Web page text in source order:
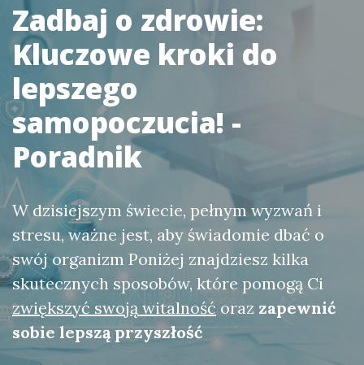
Zadbaj o zdrowie:
Kluczowe kroki do
lepszego
samopoczucia! -
Poradnik
W dzisiejszym świecie, pełnym wyzwań i
stresu, ważne jest, aby świadomie dbać o
swój organizm Poniżej znajdziesz kilka
skutecznych sposobów, które pomogą Ci
zwiększyć swoją witalność oraz zapewnić
sobie lepszą przyszłość